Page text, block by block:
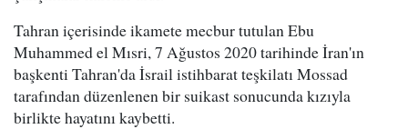
Tahran içerisinde ikamete mecbur tutulan Ebu
Muhammed el Mısri, 7 Ağustos 2020 tarihinde İran'ın
başkenti Tahran'da İsrail istihbarat teşkilatı Mossad
tarafından düzenlenen bir suikast sonucunda kızıyla
birlikte hayatını kaybetti.